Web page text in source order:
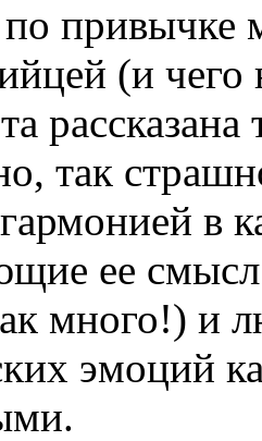
привычке
(и
так
в
ее
много!) и
эмоций